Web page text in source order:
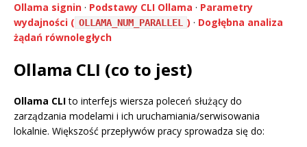
Ollama signin · Podstawy CLI Ollama · Parametry
wydajności ( OLLAMA_NUM_PARALLEL ) · Dogłębna analiza
żądań równoległych
Ollama CLI (co to jest)
Ollama CLIto interfejs wiersza poleceń służący do
zarządzania modelami i ich uruchamiania/serwisowania
lokalnie. Większość przepływów pracy sprowadza się do: